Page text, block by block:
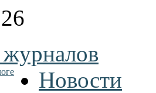
журналов
Новости